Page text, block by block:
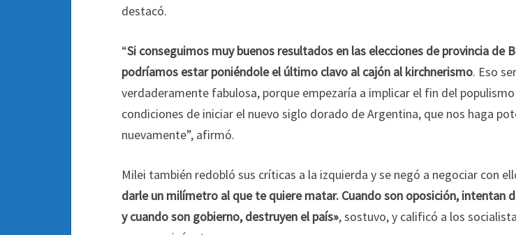
destacó.
“Si conseguimos muy buenos resultados en las elecciones de provincia de
podríamos estar poniéndole el último clavo al cajón al kirchnerismo. Eso
verdaderamente fabulosa, porque empezaría a implicar el fin del
condiciones de iniciar el nuevo siglo dorado de Argentina, que nos haga
nuevamente”, afirmó.
Milei también redobló sus críticas a la izquierda y se negó a negociar con
darle un milímetro al que te quiere matar. Cuando son oposición, intentan
y cuando son gobierno, destruyen el país», sostuvo, y calificó a los